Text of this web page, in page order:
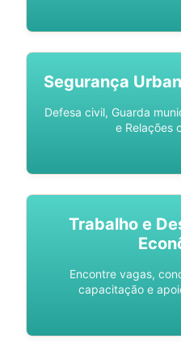
Segurança
Defesa civil, Guarda
e Relações
Trabalho e
Encontre vagas,
capacitação e